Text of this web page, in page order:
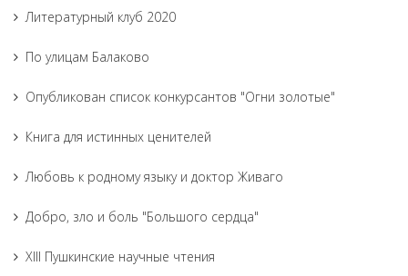
Литературный клуб 2020
По улицам Балаково
Опубликован список конкурсантов "Огни золотые"
Книга для истинных ценителей
Любовь к родному языку и доктор Живаго
Добро, зло и боль "Большого сердца"
XIII Пушкинские научные чтения